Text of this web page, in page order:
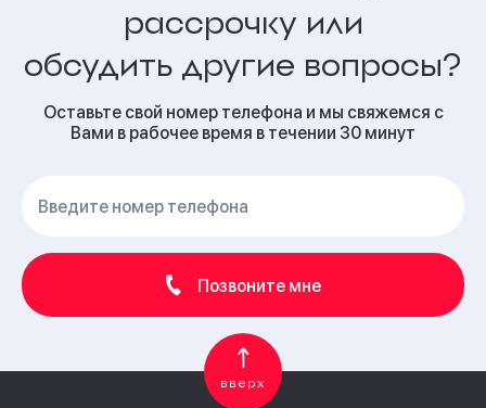
рассрочку или
обсудить другие вопросы?
Оставьте свой номер телефона и мы свяжемся с
Вами в рабочее время в течении 30 минут
Позвоните мне
вверх